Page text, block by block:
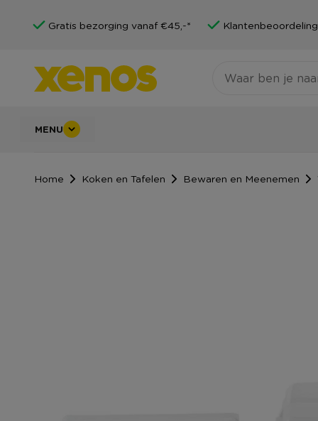
Gratis bezorging vanaf €45,-*
MENU
Home Koken en Tafelen Bewaren en Meenemen